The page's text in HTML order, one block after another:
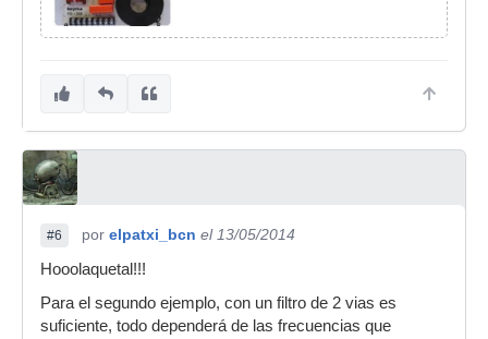
#6 por elpatxi_bcn el 13/05/2014
Hooolaquetal!!!
Para el segundo ejemplo, con un filtro de 2 vias es
suficiente, todo dependerá de las frecuencias que